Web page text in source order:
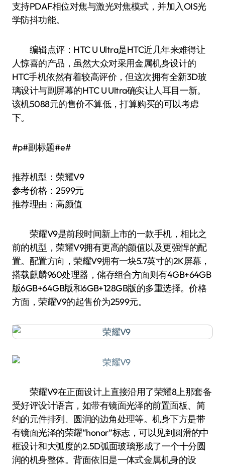
支持PDAF相位对焦与激光对焦模式，并加入OIS光
学防抖功能。
编辑点评：HTC U Ultra是HTC近几年来难得让
人惊喜的产品，虽然大众对采用金属机身设计的
HTC手机依然有着较高评价，但这次拥有全新3D玻
璃设计与副屏幕的HTC U Ultra确实让人耳目一新。
该机5088元的售价不算低，打算购买的可以考虑
下。
#p#副标题#e#
推荐机型：荣耀V9
参考价格：2599元
推荐理由：高颜值
荣耀V9是前段时间新上市的一款手机，相比之
前的机型，荣耀V9拥有更高的颜值以及更强悍的配
置。配置方向，荣耀V9拥有一块5.7英寸的2K屏幕，
搭载麒麟960处理器，储存组合方面则有4GB+64GB
版6GB+64GB版和6GB+128GB版的多重选择。价格
方面，荣耀V9的起售价为2599元。
荣耀V9在正面设计上直接沿用了荣耀8上那套备
受好评设计语言，如带有镜面光泽的前置面板、简
约的元件排列、圆润的边角处理等。机身下方是带
有镜面光泽的荣耀“honor”标志，可以见到圆滑的中
框设计和大弧度的2.5D弧面玻璃形成了一个十分圆
润的机身整体。背面依旧是一体式金属机身的设